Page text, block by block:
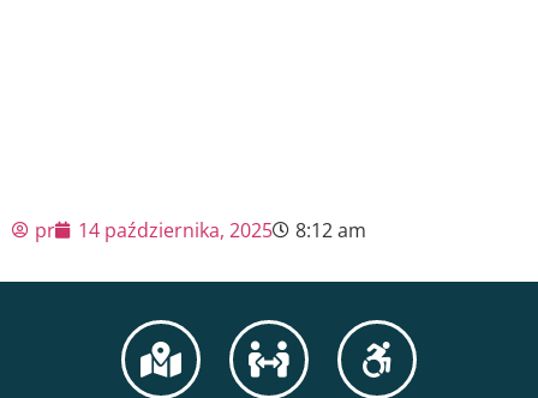
pr 14 października, 2025 8:12 am